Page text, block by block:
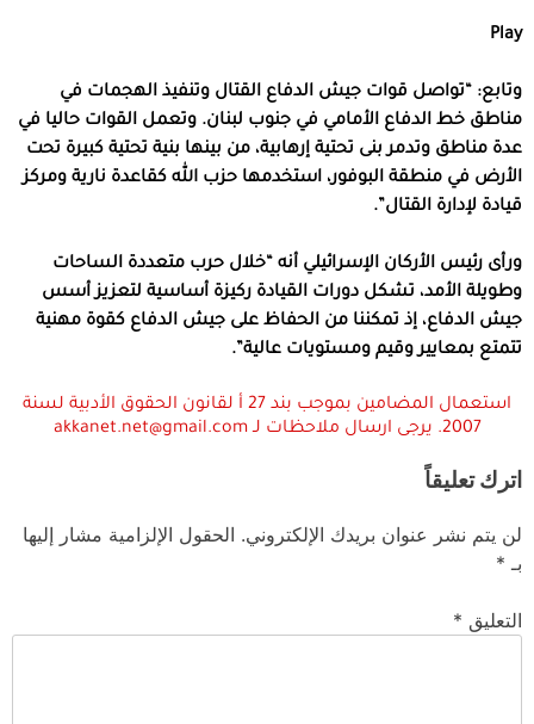
Play
‏وتابع: “تواصل قوات جيش الدفاع القتال وتنفيذ الهجمات في
مناطق خط الدفاع الأمامي في جنوب لبنان. وتعمل القوات حاليا في
عدة مناطق وتدمر بنى تحتية إرهابية، من بينها بنية تحتية كبيرة تحت
الأرض في منطقة البوفور، استخدمها حزب الله كقاعدة نارية ومركز
قيادة لإدارة القتال”.
‏ورأى رئيس الأركان الإسرائيلي أنه “خلال حرب متعددة الساحات
وطويلة الأمد، تشكل دورات القيادة ركيزة أساسية لتعزيز أسس
جيش الدفاع، إذ تمكننا من الحفاظ على جيش الدفاع كقوة مهنية
تتمتع بمعايير وقيم ومستويات عالية”.
استعمال المضامين بموجب بند 27 أ لقانون الحقوق الأدبية لسنة
2007. يرجى ارسال ملاحظات لـ akkanet.net@gmail.com
اترك تعليقاً
لن يتم نشر عنوان بريدك الإلكتروني. الحقول الإلزامية مشار إليها
بـ *
التعليق *